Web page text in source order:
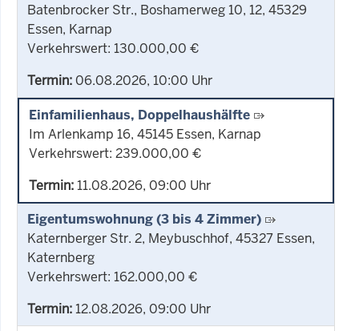
Batenbrocker Str., Boshamerweg 10, 12, 45329
Essen, Karnap
Verkehrswert: 130.000,00 €
Termin:06.08.2026, 10:00 Uhr
Einfamilienhaus, Doppelhaushälfte
Im Arlenkamp 16, 45145 Essen, Karnap
Verkehrswert: 239.000,00 €
Termin:11.08.2026, 09:00 Uhr
Eigentumswohnung (3 bis 4 Zimmer)
Katernberger Str. 2, Meybuschhof, 45327 Essen,
Katernberg
Verkehrswert: 162.000,00 €
Termin:12.08.2026, 09:00 Uhr